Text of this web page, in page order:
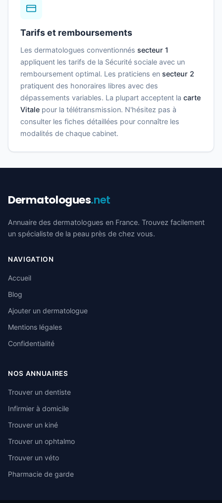
Tarifs et remboursements
Les dermatologues conventionnés secteur 1
appliquent les tarifs de la Sécurité sociale avec un
remboursement optimal. Les praticiens en secteur 2
pratiquent des honoraires libres avec des
dépassements variables. La plupart acceptent la carte
Vitale pour la télétransmission. N'hésitez pas à
consulter les fiches détaillées pour connaître les
modalités de chaque cabinet.
Dermatologues.net
Annuaire des dermatologues en France. Trouvez facilement
un spécialiste de la peau près de chez vous.
NAVIGATION
Accueil
Blog
Ajouter un dermatologue
Mentions légales
Confidentialité
NOS ANNUAIRES
Trouver un dentiste
Infirmier à domicile
Trouver un kiné
Trouver un ophtalmo
Trouver un véto
Pharmacie de garde